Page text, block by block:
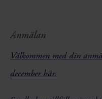
Anmälan
Välkommen med din
december här.